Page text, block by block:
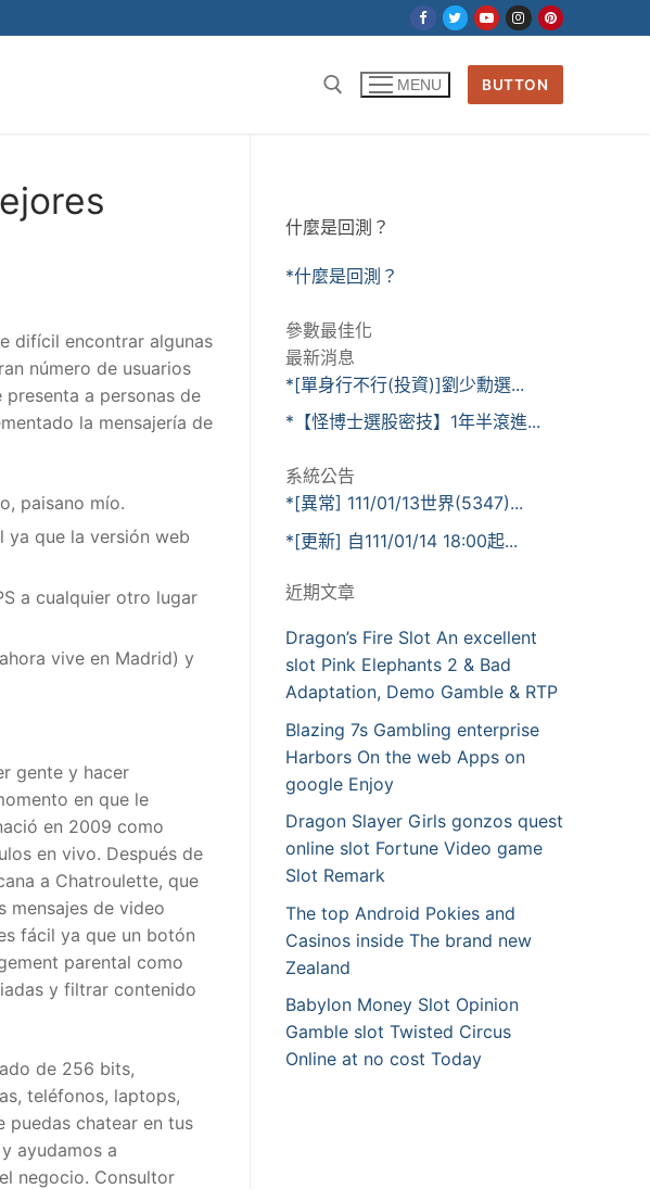
MENU BUTTON
difícil encontrar algunas
número de usuarios
a personas de
la mensajería de
paisano mío.
ya que la versión web
a cualquier otro lugar
vive en Madrid) y
gente y hacer
en que le
en 2009 como
en vivo. Después de
a Chatroulette, que
mensajes de video
fácil ya que un botón
parental como
y filtrar contenido
de 256 bits,
teléfonos, laptops,
puedas chatear en tus
ayudamos a
negocio. Consultor
什麼是回測？
*什麼是回測？
參數最佳化
最新消息
*[單身行不行(投資)]劉少勳選...
*【怪博士選股密技】1年半滾進...
系統公告
*[異常] 111/01/13世界(5347)...
*[更新] 自111/01/14 18:00起...
近期文章
Dragon’s Fire Slot An excellent
slot Pink Elephants 2 & Bad
Adaptation, Demo Gamble & RTP
Blazing 7s Gambling enterprise
Harbors On the web Apps on
google Enjoy
Dragon Slayer Girls gonzos quest
online slot Fortune Video game
Slot Remark
The top Android Pokies and
Casinos inside The brand new
Zealand
Babylon Money Slot Opinion
Gamble slot Twisted Circus
Online at no cost Today